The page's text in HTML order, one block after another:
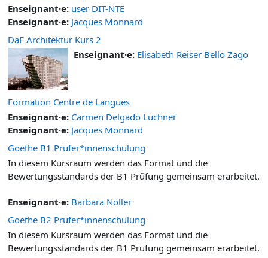
Enseignant·e: user DIT-NTE
Enseignant·e: Jacques Monnard
DaF Architektur Kurs 2
Enseignant·e: Elisabeth Reiser Bello Zago
Formation Centre de Langues
Enseignant·e: Carmen Delgado Luchner
Enseignant·e: Jacques Monnard
Goethe B1 Prüfer*innenschulung
In diesem Kursraum werden das Format und die
Bewertungsstandards der B1 Prüfung gemeinsam erarbeitet.
Enseignant·e: Barbara Nöller
Goethe B2 Prüfer*innenschulung
In diesem Kursraum werden das Format und die
Bewertungsstandards der B1 Prüfung gemeinsam erarbeitet.